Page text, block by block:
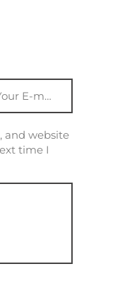
and website
time I